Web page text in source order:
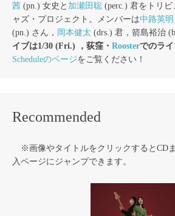
茜 (pn.) 女史と 加瀬田聡 (perc.) 君をトリ
ャズ・プロジェクト。メンバーは中路英明
(pn.) さん， 岡本健太 (drs.) 君，箭島裕治
イブは1/30 (Fri.) ，荻窪・ Roosterでのライ
Scheduleのページをご覧ください！
Recommended
※画像やタイトルをクリックするとCD
入ページにジャンプできます。